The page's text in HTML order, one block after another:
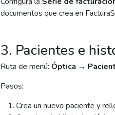
documentos que crea en
3. Pacientes e
Ruta de menú: Óptica →
Pasos:
Crea un nuevo paciente y